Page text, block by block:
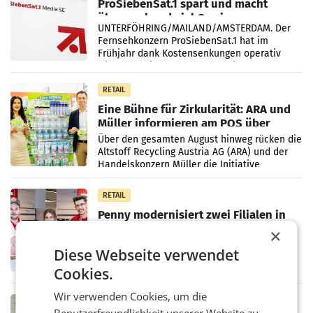
ProSiebenSat.1 spart und macht
überraschend viel Gewinn
UNTERFÖHRING/MAILAND/AMSTERDAM. Der
Fernsehkonzern ProSiebenSat.1 hat im
Frühjahr dank Kostensenkungen operativ
RETAIL
Eine Bühne für Zirkularität: ARA und
Müller informieren am POS über
Kreislauffähigkeit
Über den gesamten August hinweg rücken die
Altstoff Recycling Austria AG (ARA) und der
Handelskonzern Müller die Initiative
„Kreislauf-Helden“ in allen österreichischen
Müller-Filialen
RETAIL
Penny modernisiert zwei Filialen in
laufenden Modernisierungsoffensive
erneuert Penny zwei Filialen in Nieder- und
Oberösterreich. Die beiden Standorte liegen
in Haag sowie im rund
RETAIL
×
Diese Webseite verwendet
Cookies.
Wir verwenden Cookies, um die